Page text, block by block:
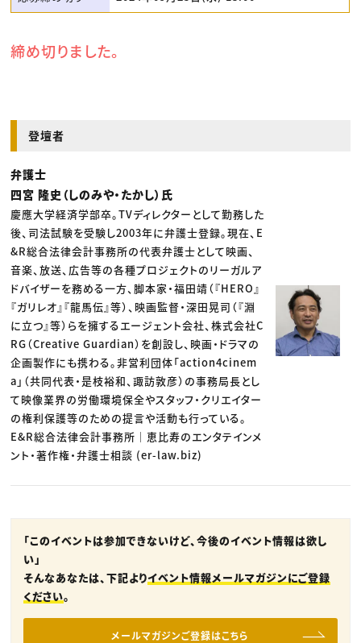
締め切りました。
登壇者
弁護士
四宮 隆史（しのみや・たかし）氏
慶應大学経済学部卒。TVディレクターとして勤務した
後、司法試験を受験し2003年に弁護士登録。現在、E
&R総合法律会計事務所の代表弁護士として映画、
音楽、放送、広告等の各種プロジェクトのリーガルア
ドバイザーを務める一方、脚本家・福田靖（『HERO』
『ガリレオ』『龍馬伝』等）、映画監督・深田晃司（『淵
に立つ』等）らを擁するエージェント会社、株式会社C
RG（Creative Guardian）を創設し、映画・ドラマの
企画製作にも携わる。非営利団体「action4cinem
a」（共同代表・是枝裕和、諏訪敦彦）の事務局長とし
て映像業界の労働環境保全やスタッフ・クリエイター
の権利保護等のための提言や活動も行っている。
E&R総合法律会計事務所｜恵比寿のエンタテインメ
ント・著作権・弁護士相談 (er-law.biz)
「このイベントは参加できないけど、今後のイベント情報は欲し
い」
そんなあなたは、下記よりイベント情報メールマガジンにご登録
ください。
メールマガジンご登録はこちら